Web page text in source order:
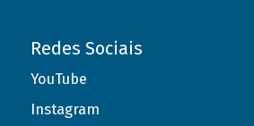
Redes Sociais
YouTube
Instagram